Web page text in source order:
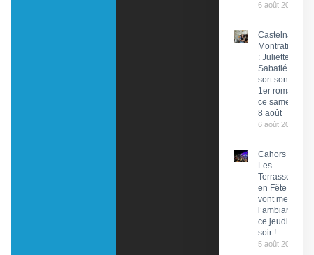
6 août 2026
Castelnau-
Montratier
: Juliette
Sabatié
sort son
1er roman
ce samedi
8 août
6 août 2026
Cahors :
Les
Terrasses
en Fête
vont mettre
l’ambiance
ce jeudi
soir !
5 août 2026